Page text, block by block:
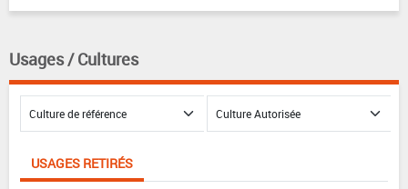
Usages / Cultures
USAGES RETIRÉS